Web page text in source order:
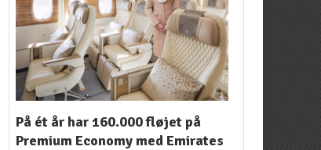
På ét år har 160.000 fløjet på
Premium Economy med Emirates